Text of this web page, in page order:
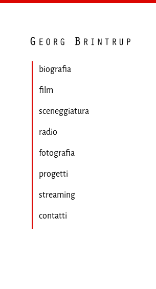
biografia
film
sceneggiatura
radio
fotografia
progetti
streaming
contatti